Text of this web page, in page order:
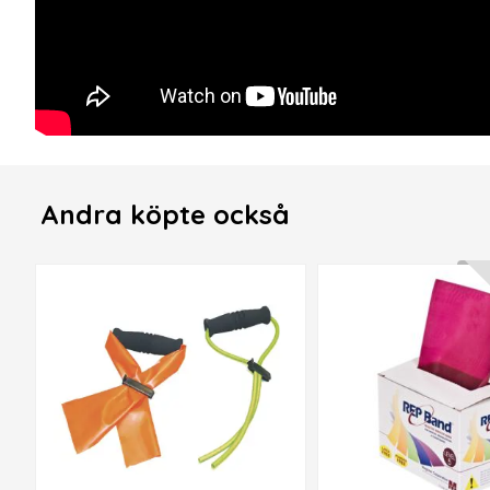
Andra köpte också